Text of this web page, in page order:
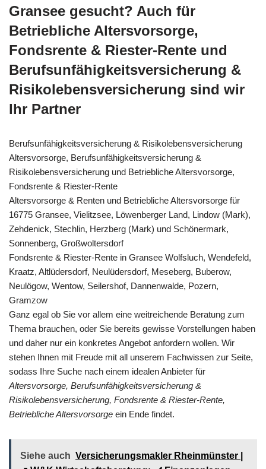
Gransee gesucht? Auch für
Betriebliche Altersvorsorge,
Fondsrente & Riester-Rente und
Berufsunfähigkeitsversicherung &
Risikolebensversicherung sind wir
Ihr Partner
Berufsunfähigkeitsversicherung & Risikolebensversicherung
Altersvorsorge, Berufsunfähigkeitsversicherung &
Risikolebensversicherung und Betriebliche Altersvorsorge,
Fondsrente & Riester-Rente
Altersvorsorge & Renten und Betriebliche Altersvorsorge für
16775 Gransee, Vielitzsee, Löwenberger Land, Lindow (Mark),
Zehdenick, Stechlin, Herzberg (Mark) und Schönermark,
Sonnenberg, Großwoltersdorf
Fondsrente & Riester-Rente in Gransee Wolfsluch, Wendefeld,
Kraatz, Altlüdersdorf, Neulüdersdorf, Meseberg, Buberow,
Neulögow, Wentow, Seilershof, Dannenwalde, Pozern,
Gramzow
Ganz egal ob Sie vor allem eine weitreichende Beratung zum
Thema brauchen, oder Sie bereits gewisse Vorstellungen haben
und daher nur ein konkretes Angebot anfordern wollen. Wir
stehen Ihnen mit Freude mit all unserem Fachwissen zur Seite,
sodass Ihre Suche nach einem idealen Anbieter für
Altersvorsorge, Berufsunfähigkeitsversicherung &
Risikolebensversicherung, Fondsrente & Riester-Rente,
Betriebliche Altersvorsorge ein Ende findet.
Siehe auch Versicherungsmakler Rheinmünster |